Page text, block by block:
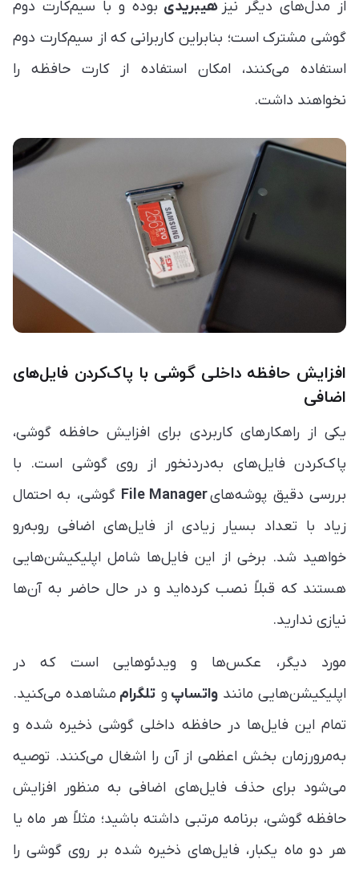
از مدل‌های دیگر نیز هیبریدی بوده و با سیم‌کارت دوم
گوشی مشترک است؛ بنابراین کاربرانی که از سیم‌کارت دوم
استفاده می‌کنند، امکان استفاده از کارت حافظه را
نخواهند داشت.
افزایش حافظه داخلی گوشی با پاک‌کردن فایل‌های
اضافی
یکی از راهکارهای کاربردی برای افزایش حافظه گوشی،
پاک‌کردن فایل‌های به‌دردنخور از روی گوشی است. با
بررسی دقیق پوشه‌هایFile Manager
گوشی، به احتمال
زیاد با تعداد بسیار زیادی از فایل‌های اضافی روبه‌رو
خواهید شد. برخی از این فایل‌ها شامل اپلیکیشن‌هایی
هستند که قبلاً نصب کرده‌اید و در حال حاضر به آن‌ها
نیازی ندارید.
مورد دیگر، عکس‌ها و ویدئوهایی است که در
اپلیکیشن‌هایی مانندواتساپ و تلگرام مشاهده می‌کنید.
تمام این فایل‌ها در حافظه داخلی گوشی ذخیره شده و
به‌مرورزمان بخش اعظمی از آن را اشغال می‌کنند. توصیه
می‌شود برای حذف فایل‌های اضافی به منظور افزایش
حافظه گوشی، برنامه مرتبی داشته باشید؛ مثلاً هر ماه یا
هر دو ماه یکبار، فایل‌های ذخیره شده بر روی گوشی را